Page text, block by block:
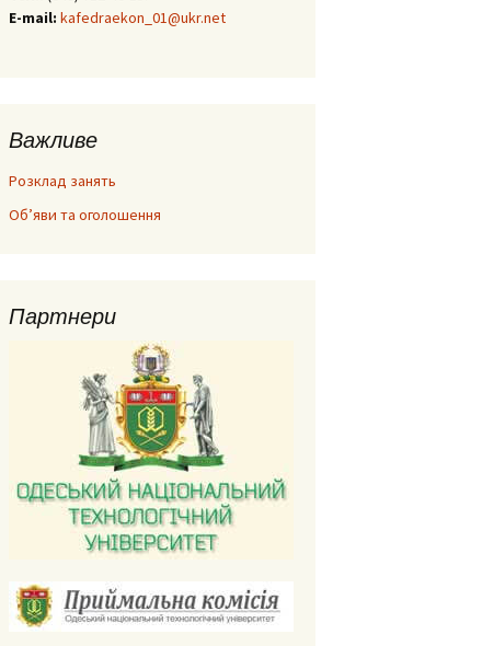
E-mail: kafedraekon_01@ukr.net
Важливе
Розклад занять
Об’яви та оголошення
Партнери